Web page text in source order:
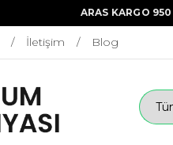
ARAS KARGO
İletişim Blog